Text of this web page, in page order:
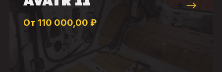
От 110 000,00 ₽